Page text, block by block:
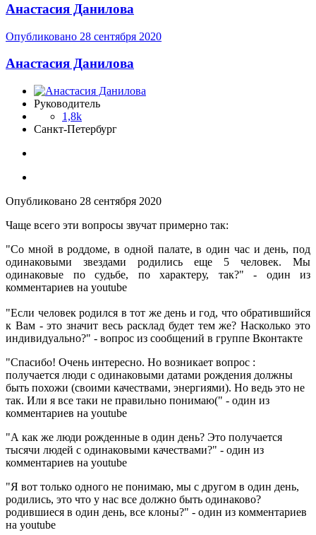
Анастасия Данилова
Опубликовано 28 сентября 2020
Анастасия Данилова
Руководитель
1,8k
Санкт-Петербург
Опубликовано 28 сентября 2020
Чаще всего эти вопросы звучат примерно так:
"Со мной в роддоме, в одной палате, в один час и день, под
одинаковыми звездами родились еще 5 человек. Мы
одинаковые по судьбе, по характеру, так? " - один из
комментариев на youtube
"Если человек родился в тот же день и год, что обратившийся
к Вам - это значит весь расклад будет тем же? Насколько это
индивидуально?" - вопрос из сообщений в группе Вконтакте
"Спасибо! Очень интересно. Но возникает вопрос :
получается люди с одинаковыми датами рождения должны
быть похожи (своими качествами, энергиями). Но ведь это не
так. Или я все таки не правильно понимаю(" - один из
комментариев на youtube
"А как же люди рожденные в один день? Это получается
тысячи людей с одинаковыми качествами?" - один из
комментариев на youtube
"Я вот только одного не понимаю, мы с другом в один день,
родились, это что у нас все должно быть одинаково?
родившиеся в один день, все клоны?" - один из комментариев
на youtube